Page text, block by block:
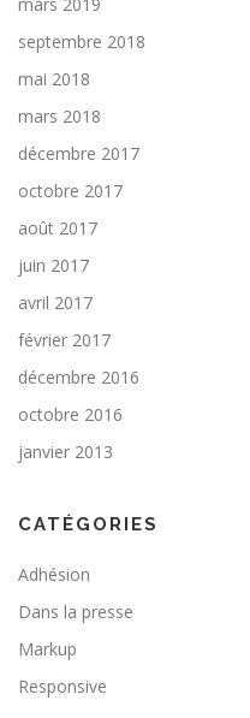
septembre 2018
mai 2018
mars 2018
décembre 2017
octobre 2017
août 2017
juin 2017
avril 2017
février 2017
décembre 2016
octobre 2016
janvier 2013
CATÉGORIES
Adhésion
Dans la presse
Markup
Responsive